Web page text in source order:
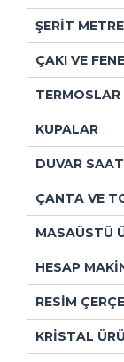
ŞERİT
ÇAKI VE
TERMOSLAR
KUPALAR
DUVAR
ÇANTA VE
MASAÜSTÜ
HESAP
RESİM
KRİSTAL